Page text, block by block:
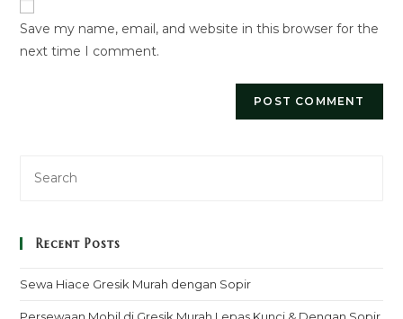
URL
(optional)
Save my name, email, and website in this browser for the
next time I comment.
Recent Posts
Sewa Hiace Gresik Murah dengan Sopir